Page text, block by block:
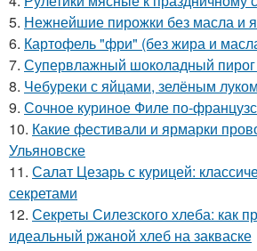
5. Нежнейшие пирожки без масла и
6. Картофель "фри" (без жира и
7. Супервлажный шоколадный пирог
8. Чебуреки с яйцами, зелёным
9. Сочное куриное Филе по-
10. Какие фестивали и ярмарки
Ульяновске
11. Салат Цезарь с курицей:
секретами
12. Секреты Силезского хлеба: как
идеальный ржаной хлеб на закваске